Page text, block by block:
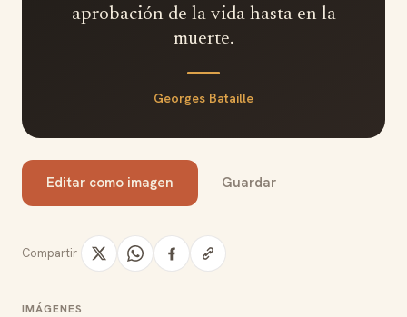
aprobación de la vida hasta en la
muerte.
Georges Bataille
Editar como imagen Guardar
Compartir
IMÁGENES